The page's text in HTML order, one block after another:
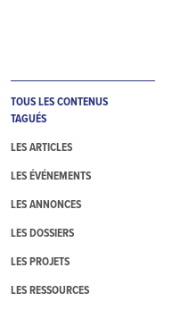
TOUS LES CONTENUS
TAGUÉS
LES ARTICLES
LES ÉVÉNEMENTS
LES ANNONCES
LES DOSSIERS
LES PROJETS
LES RESSOURCES